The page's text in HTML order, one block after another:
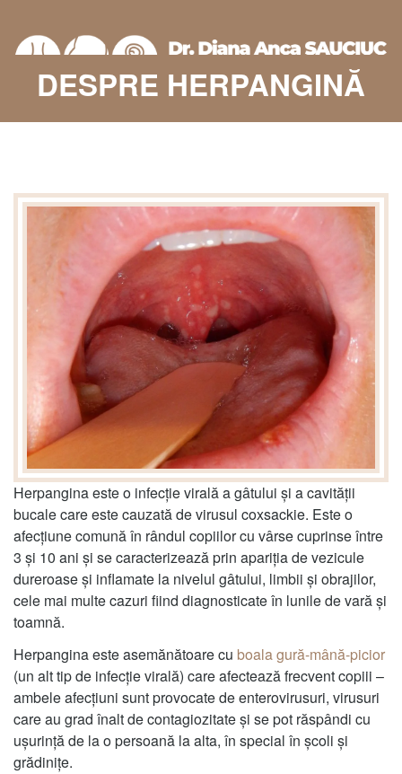
DESPRE HERPANGINĂ
Herpangina este o infecție virală a gâtului și a cavității
bucale care este cauzată de virusul coxsackie. Este o
afecțiune comună în rândul copiilor cu vârse cuprinse între
3 și 10 ani și se caracterizează prin apariția de vezicule
dureroase și inflamate la nivelul gâtului, limbii și obrajilor,
cele mai multe cazuri fiind diagnosticate în lunile de vară și
toamnă.
Herpangina este asemănătoare cu boala gură-mână-picior
(un alt tip de infecție virală) care afectează frecvent copiii –
ambele afecțiuni sunt provocate de enterovirusuri, virusuri
care au grad înalt de contagiozitate și se pot răspândi cu
ușurință de la o persoană la alta, în special în școli și
grădinițe.